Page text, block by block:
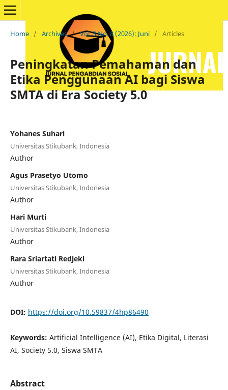
Home / Archives / Vol. 3 No. 8 (2026): Juni / Articles
Peningkatan Pemahaman dan
Etika Penggunaan AI bagi Siswa
SMTA di Era Society 5.0
Yohanes Suhari
Universitas Stikubank, Indonesia
Author
Agus Prasetyo Utomo
Universitas Stikubank, Indonesia
Author
Hari Murti
Universitas Stikubank, Indonesia
Author
Rara Sriartati Redjeki
Universitas Stikubank, Indonesia
Author
DOI: https://doi.org/10.59837/4hp86490
Keywords: Artificial Intelligence (AI), Etika Digital, Literasi
AI, Society 5.0, Siswa SMTA
Abstract